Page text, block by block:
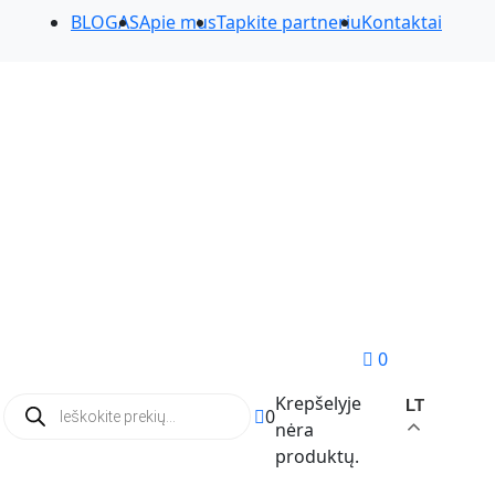
BLOGASApie musTapkite partneriuKontaktai
Products
search 0
0
Krepšelyje
nėra
produktų.
LT